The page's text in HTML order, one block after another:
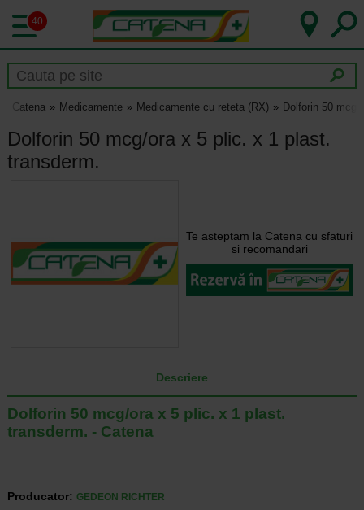
40
Catena Medicamente Medicamente cu reteta (RX) Dolforin 50
Dolforin 50 mcg/ora x 5 plic. x 1 plast.
transderm.
Te asteptam la Catena cu sfaturi
si recomandari
Descriere
Dolforin 50 mcg/ora x 5 plic. x 1 plast.
transderm. - Catena
Producator: GEDEON RICHTER